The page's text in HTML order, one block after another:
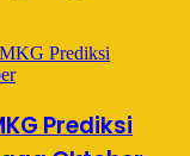
Prediksi